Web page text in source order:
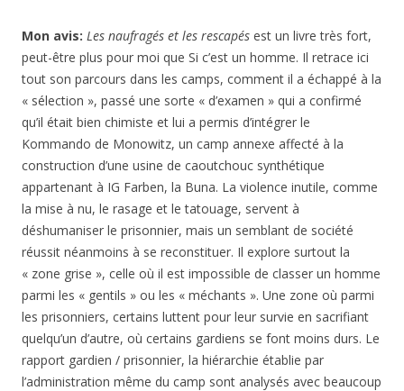
Mon avis: Les naufragés et les rescapés est un livre très fort,
peut-être plus pour moi que Si c’est un homme. Il retrace ici
tout son parcours dans les camps, comment il a échappé à la
« sélection », passé une sorte « d’examen » qui a confirmé
qu’il était bien chimiste et lui a permis d’intégrer le
Kommando de Monowitz, un camp annexe affecté à la
construction d’une usine de caoutchouc synthétique
appartenant à IG Farben, la Buna. La violence inutile, comme
la mise à nu, le rasage et le tatouage, servent à
déshumaniser le prisonnier, mais un semblant de société
réussit néanmoins à se reconstituer. Il explore surtout la
« zone grise », celle où il est impossible de classer un homme
parmi les « gentils » ou les « méchants ». Une zone où parmi
les prisonniers, certains luttent pour leur survie en sacrifiant
quelqu’un d’autre, où certains gardiens se font moins durs. Le
rapport gardien / prisonnier, la hiérarchie établie par
l’administration même du camp sont analysés avec beaucoup